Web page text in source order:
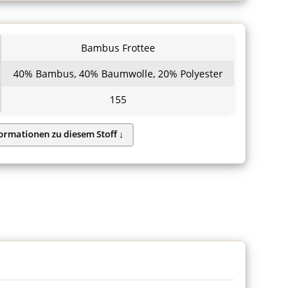
Bambus Frottee
40% Bambus, 40% Baumwolle, 20% Polyester
155